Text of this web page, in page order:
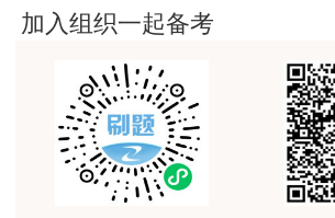
用户m9****88
建设工程教育网很给力，课程逻辑清
俗易懂，重点突出，模拟题质量高，
识点很多，尤其是实务简答题秘籍压
问，让小白学员也能一次过四门，十
荐[强][强]
加入组织一起备考